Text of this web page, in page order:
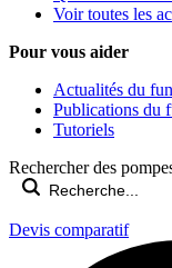
Voir toutes les
Pour vous aider
Actualités du
Publications du
Tutoriels
Rechercher des
Devis comparatif